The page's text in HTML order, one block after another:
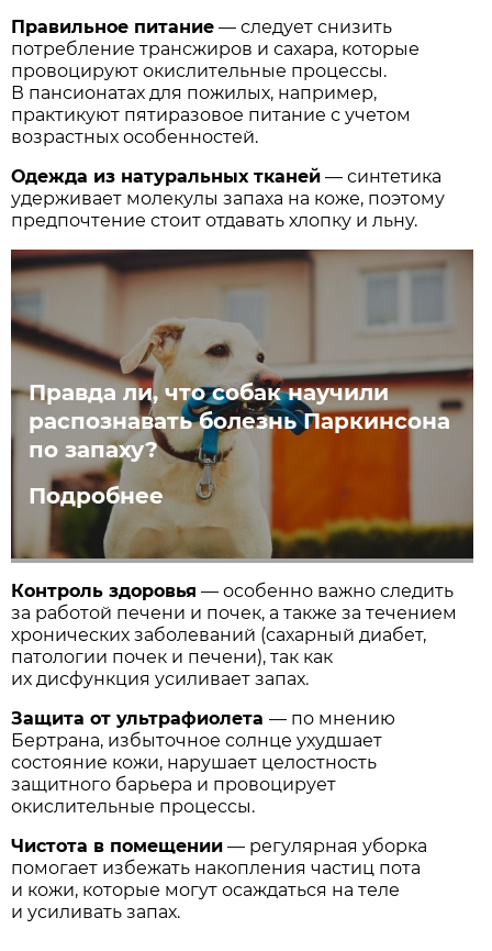
Правильное питание — следует снизить
потребление трансжиров и сахара, которые
провоцируют окислительные процессы.
В пансионатах для пожилых, например,
практикуют пятиразовое питание с учетом
возрастных особенностей.
Одежда из натуральных тканей — синтетика
удерживает молекулы запаха на коже, поэтому
предпочтение стоит отдавать хлопку и льну.
Правда ли, что собак научили
распознавать болезнь Паркинсона
по запаху?
Подробнее
Контроль здоровья — особенно важно следить
за работой печени и почек, а также за течением
хронических заболеваний (сахарный диабет,
патологии почек и печени), так как
их дисфункция усиливает запах.
Защита от ультрафиолета— по мнению
Бертрана, избыточное солнце ухудшает
состояние кожи, нарушает целостность
защитного барьера и провоцирует
окислительные процессы.
Чистота в помещении — регулярная уборка
помогает избежать накопления частиц пота
и кожи, которые могут осаждаться на теле
и усиливать запах.